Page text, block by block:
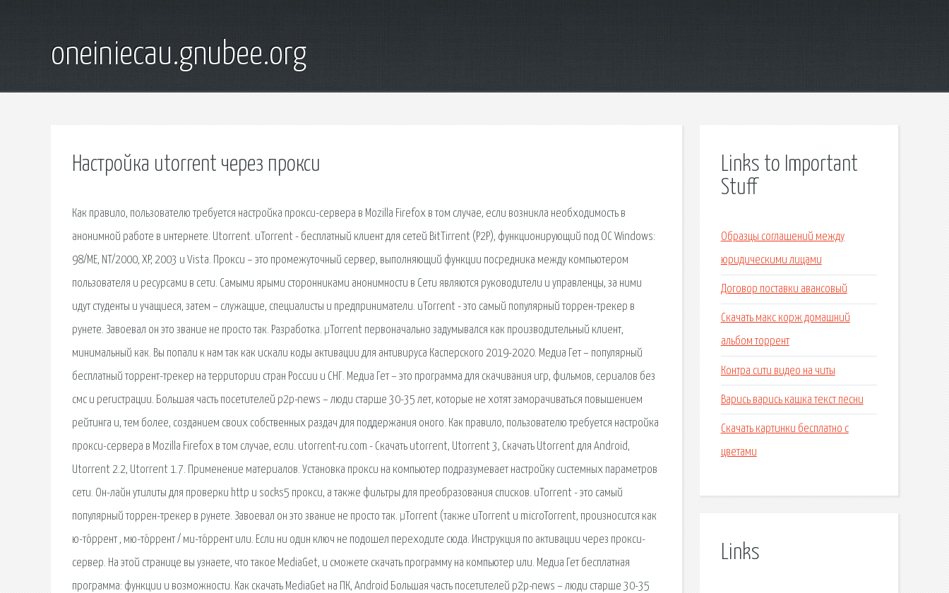
oneiniecau.gnubee.org
Настройка utorrent через прокси
Как правило, пользователю требуется настройка прокси-сервера в Mozilla Firefox в том случае, если возникла необходимость в
анонимной работе в интернете. Utorrent. uTorrent - бесплатный клиент для сетей BitTirrent (P2P), функционирующий под ОС Windows:
98/ME, NT/2000, XP, 2003 и Vista. Прокси – это промежуточный сервер, выполняющий функции посредника между компьютером
пользователя и ресурсами в сети. Самыми ярыми сторонниками анонимности в Сети являются руководители и управленцы, за ними
идут студенты и учащиеся, затем – служащие, специалисты и предприниматели. uTorrent - это самый популярный торрен-трекер в
рунете. Завоевал он это звание не просто так. Разработка. μTorrent первоначально задумывался как производительный клиент,
минимальный как. Вы попали к нам так как искали коды активации для антивируса Касперского 2019-2020. Медиа Гет – популярный
бесплатный торрент-трекер на территории стран России и СНГ. Медиа Гет – это программа для скачивания игр, фильмов, сериалов без
смс и регистрации. Большая часть посетителей p2p-news – люди старше 30-35 лет, которые не хотят заморачиваться повышением
рейтинга и, тем более, созданием своих собственных раздач для поддержания оного. Как правило, пользователю требуется настройка
прокси-сервера в Mozilla Firefox в том случае, если. utorrent-ru.com - Скачать utorrent, Utorrent 3, Скачать Utorrent для Android,
Utorrent 2.2, Utorrent 1.7. Применение материалов. Установка прокси на компьютер подразумевает настройку системных параметров
сети. Он-лайн утилиты для проверки http и socks5 прокси, а также фильтры для преобразования списков. uTorrent - это самый
популярный торрен-трекер в рунете. Завоевал он это звание не просто так. μTorrent (также uTorrent и microTorrent, произносится как
ю-то́ррент , мю-то́ррент / ми-то́ррент или. Если ни один ключ не подошел переходите сюда. Инструкция по активации через прокси-
сервер. На этой странице вы узнаете, что такое MediaGet, и сможете скачать программу на компьютер или. Медиа Гет бесплатная
программа: функции и возможности. Как скачать MediaGet на ПК, Android Большая часть посетителей p2p-news – люди старше 30-35
Links to Important
Stuff
Образцы соглашений между
юридическими лицами
Договор поставки авансовый
Скачать макс корж домашний
альбом торрент
Контра сити видео на читы
Варись варись кашка текст песни
Скачать картинки бесплатно с
цветами
Links